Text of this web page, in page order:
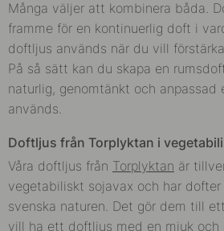
Många väljer att kombinera båda.
framme för en kontinuerlig doft i
doftljus används när du vill
På så sätt kan du skapa en
naturlig, genomtänkt och anpassad
används.
Doftljus från Torplyktan i
Våra doftljus från Torplyktan är
vegetabiliskt sojavax och har
svenska naturen. Det gör dem till
vill ha ett doftljus med en mjuk och